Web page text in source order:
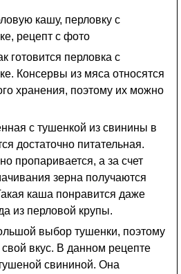
готовится перловка с
Консервы из мяса относятся
хранения, поэтому их можно
с тушенкой из свинины в
достаточно питательная.
пропаривается, а за счет
зерна получаются
каша понравится даже
из перловой крупы.
выбор тушенки, поэтому
вкус. В данном рецепте
свининой. Она